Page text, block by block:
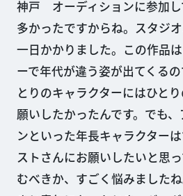
神戸 オーディションに参加し
多かったですからね。スタジ
一日かかりました。この作品
ーで年代が違う姿が出てくる
とりのキャラクターにはひと
願いしたかったんです。でも
ンといった年長キャラクター
ストさんにお願いしたいと思
むべきか、すごく悩みました